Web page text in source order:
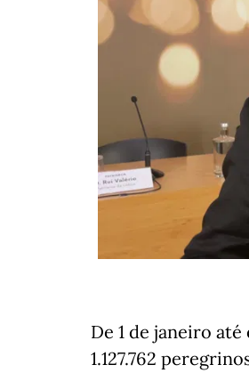
De 1 de janeiro
1.127.762